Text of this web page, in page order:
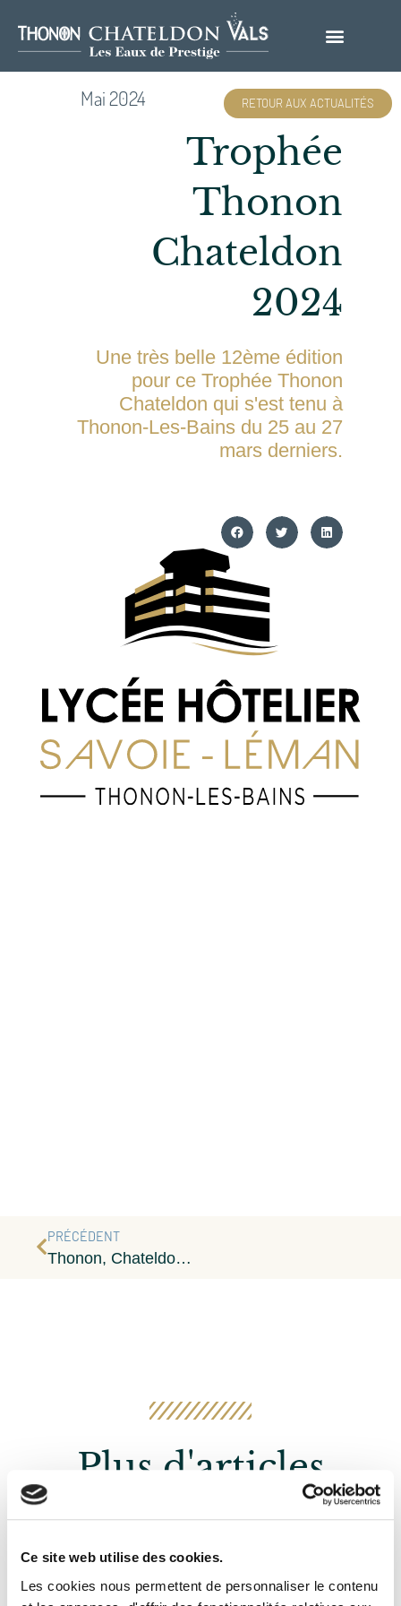
Ce site web utilise des cookies.
Les cookies nous permettent de personnaliser le contenu
RETOUR AUX ACTUALITÉS
Mai 2024
Trophée
Thonon
Chateldon
2024
Une très belle 12ème édition
pour ce Trophée Thonon
Chateldon qui s'est tenu à
Thonon-Les-Bains du 25 au 27
mars derniers.
PRÉCÉDENT
Thonon, Chateldon Et Vals Partenaires Des “trophées Gault&Millau 2021”
Plus d'articles